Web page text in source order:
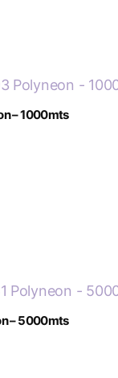
– 1000mts
– 5000mts